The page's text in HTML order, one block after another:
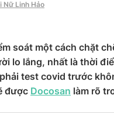
Nữ Linh Hảo
soát một cách chặt
lo lắng, nhất là thời
test covid trước
được Docosan làm rõ